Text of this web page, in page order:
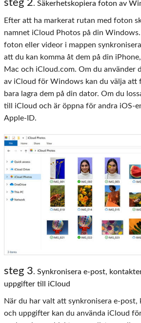
steg 2. Säkerhetskopiera foton av
Efter att ha markerat rutan med foton
namnet iCloud Photos på din
foton eller videor i mappen
att du kan komma åt dem på din
Mac och iCloud.com. Om du använder
av iCloud för Windows kan du välja
bara lagra dem på din dator. Om du
till iCloud och är öppna för andra iOS-
Apple-ID.
steg 3. Synkronisera e-post,
uppgifter till iCloud
När du har valt att synkronisera e-post,
och uppgifter kan du använda iCloud